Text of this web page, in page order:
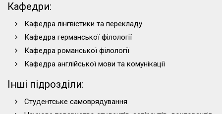
Кафедри:
Кафедра лінгвістики та перекладу
Кафедра германської філології
Кафедра романської філології
Кафедра англійської мови та комунікації
Інші підрозділи:
Студентське самоврядування